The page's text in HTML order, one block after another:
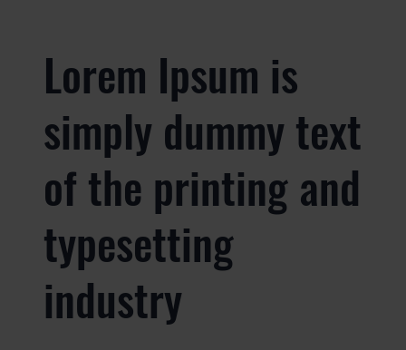
Lorem Ipsum is
simply dummy text
of the printing and
typesetting
industry